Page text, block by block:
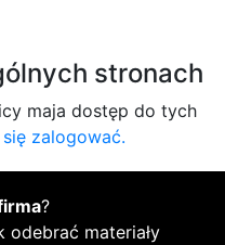
stronach
maja dostęp do tych
zalogować.
?
odebrać materiały